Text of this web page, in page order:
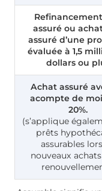
assuré ou
assuré d’une
évaluée à 1,5
dollars ou
Achat assuré
acompte de
20%.
(s’applique
prêts
assurables
nouveaux